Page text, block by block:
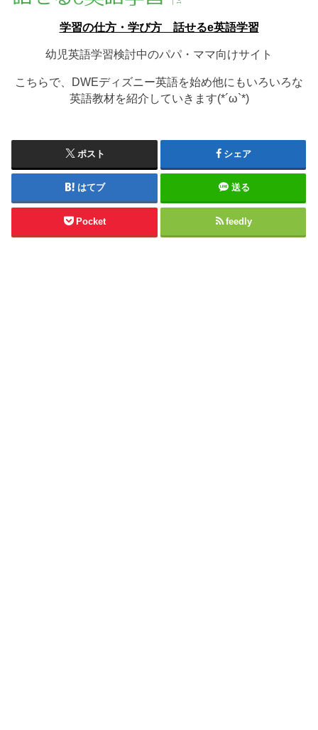
学習の仕方・学び方 話せるe英語学習
幼児英語学習検討中のパパ・ママ向けサイト
こちらで、DWEディズニー英語を始め他にもいろいろな
英語教材を紹介していきます(*´ω`*)
ポスト シェア
はてブ 送る
Pocket feedly